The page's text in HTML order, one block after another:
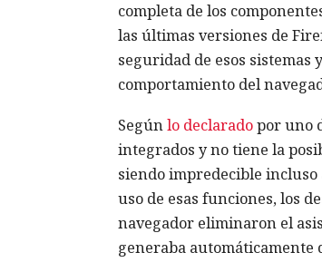
completa de los
las últimas versiones de
seguridad de esos
comportamiento del
Segúnlo declaradopor uno
integrados y no tiene la
siendo impredecible
uso de esas funciones, los
navegador eliminaron el
generaba automáticamente